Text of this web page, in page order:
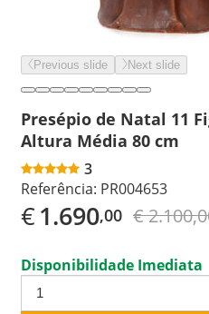
Previous slide Next slide
Presépio de Natal 11
Altura Média 80 cm
3
Referência: PR004653
€1.690,00 €
Disponibilidade Imediata